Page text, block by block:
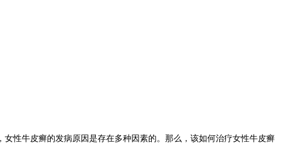
性牛皮癣的发病原因是存在多种因素的。那么，该如何治疗女性牛皮癣